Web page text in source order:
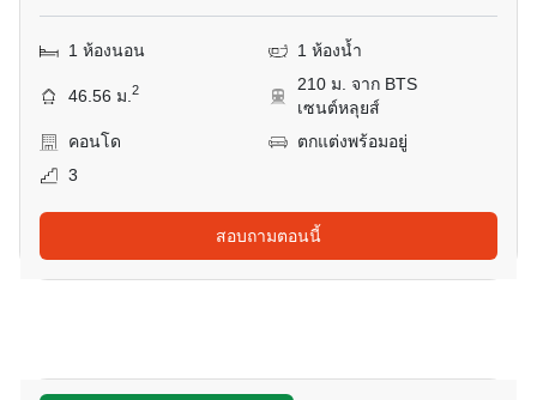
1 ห้องนอน 1 ห้องน้ำ
46.56 ม.2
210 ม. จาก BTS
เซนต์หลุยส์
คอนโด
ตกแต่งพร้อมอยู่
3
สอบถามตอนนี้